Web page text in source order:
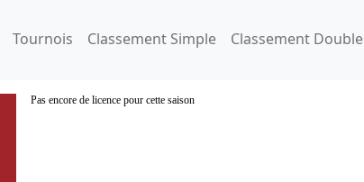
Tournois Classement Simple Classement Double
Pas encore de licence pour cette saison